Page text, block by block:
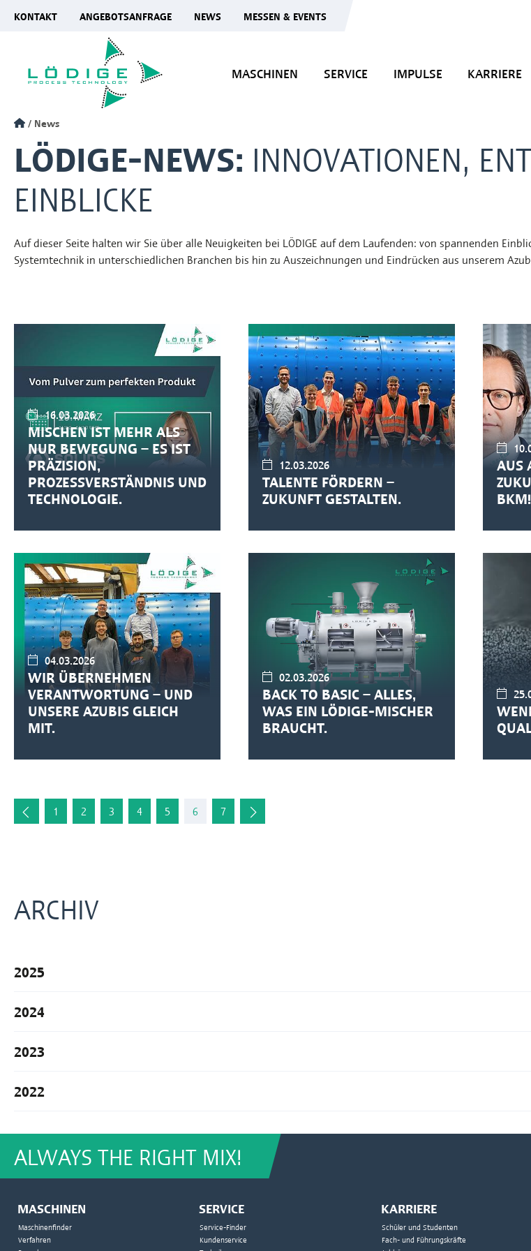
KONTAKT ANGEBOTSANFRAGE NEWS MESSEN & EVENTS
MASCHINEN SERVICE IMPULSE KARRIERE
News
LÖDIGE-NEWS: INNOVATIONEN,
EINBLICKE
Auf dieser Seite halten wir Sie über alle Neuigkeiten bei LÖDIGE auf dem Laufenden: von spannenden
Systemtechnik in unterschiedlichen Branchen bis hin zu Auszeichnungen und Eindrücken aus unserem
16.03.2026
MISCHEN IST MEHR ALS
NUR BEWEGUNG – ES IST
PRÄZISION,
PROZESSVERSTÄNDNIS UND
TECHNOLOGIE.
12.03.2026
TALENTE FÖRDERN –
ZUKUNFT GESTALTEN.
AUS
BKM!
04.03.2026
WIR ÜBERNEHMEN
VERANTWORTUNG – UND
UNSERE AZUBIS GLEICH
MIT.
02.03.2026
BACK TO BASIC – ALLES,
WAS EIN LÖDIGE-MISCHER
BRAUCHT.
1 2 3 4 5 6 7
ARCHIV
2025
2024
2023
2022
ALWAYS THE RIGHT MIX!
MASCHINEN
Maschinenfinder
Verfahren
SERVICE
Service-Finder
Kundenservice
KARRIERE
Schüler und Studenten
Fach- und Führungskräfte